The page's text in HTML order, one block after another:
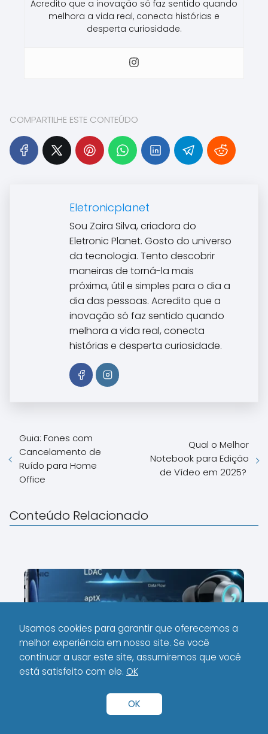
Acredito que a inovação só faz sentido quando
melhora a vida real, conecta histórias e
desperta curiosidade.
COMPARTILHE ESTE CONTEÚDO
Eletronicplanet
Sou Zaira Silva, criadora do
Eletronic Planet. Gosto do universo
da tecnologia. Tento descobrir
maneiras de torná-la mais
próxima, útil e simples para o dia a
dia das pessoas. Acredito que a
inovação só faz sentido quando
melhora a vida real, conecta
histórias e desperta curiosidade.
Guia: Fones com
Cancelamento de
Ruído para Home
Office
Qual o Melhor
Notebook para Edição
de Vídeo em 2025?
Conteúdo Relacionado
Diferença entre LDAC, aptX e AAC
na Qualidade do Seu Fone
Usamos cookies para garantir que oferecemos a
melhor experiência em nosso site. Se você
continuar a usar este site, assumiremos que você
está satisfeito com ele. OK
OK